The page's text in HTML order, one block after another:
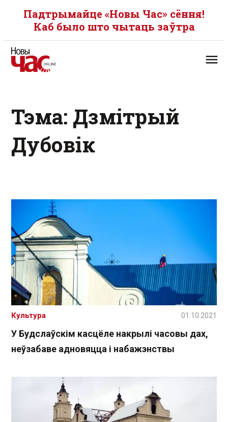
Падтрымайце «Новы Час» сёння!
Каб было што чытаць заўтра
Тэма: Дзмітрый
Дубовік
У Будслаўскім касцёле накрылі часовы дах,
неўзабаве адновяцца і набажэнствы
Культура 01.10.2021